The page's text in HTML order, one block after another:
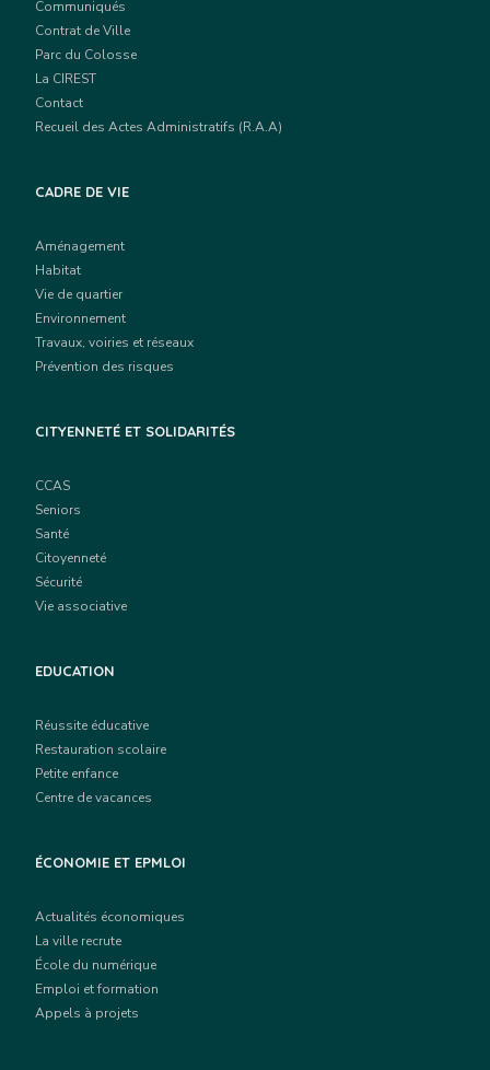
Communiqués
Contrat de Ville
Parc du Colosse
La CIREST
Contact
Recueil des Actes Administratifs (R.A.A)
CADRE DE VIE
Aménagement
Habitat
Vie de quartier
Environnement
Travaux, voiries et réseaux
Prévention des risques
CITYENNETÉ ET SOLIDARITÉS
CCAS
Seniors
Santé
Citoyenneté
Sécurité
Vie associative
EDUCATION
Réussite éducative
Restauration scolaire
Petite enfance
Centre de vacances
ÉCONOMIE ET EPMLOI
Actualités économiques
La ville recrute
École du numérique
Emploi et formation
Appels à projets